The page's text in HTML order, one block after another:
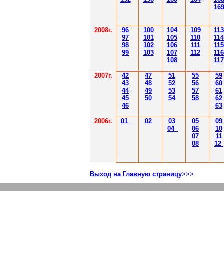
169
2008г.
96
97
98
99
100
101
102
103
104
105
106
107
108
109
110
111
112
113
114
115
116
117
2007г.
42
43
44
45
46
47
48
49
50
51
52
53
54
55
56
57
58
59
60
61
62
63
2006г. 01 02
03
04
05
06
07
08
09
10
11
12
Выход на Главную страницу>>>